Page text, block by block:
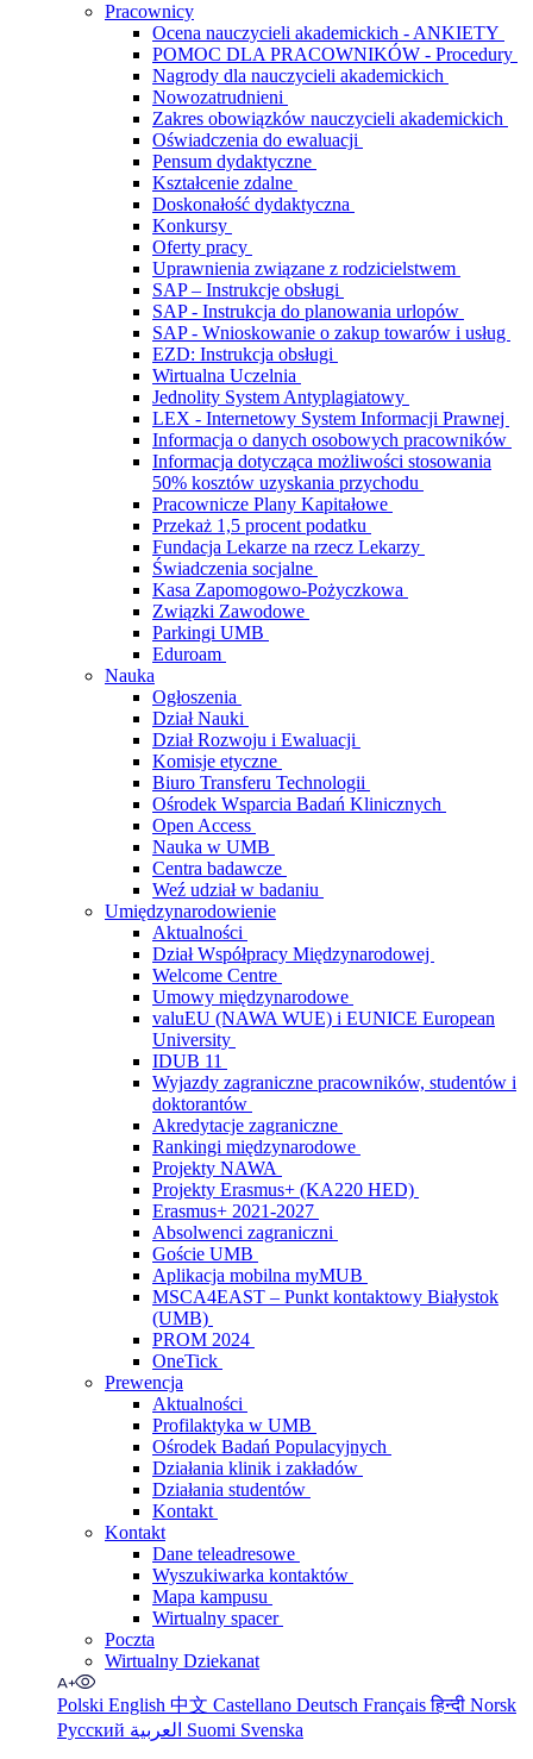
Pracownicy
Ocena nauczycieli akademickich - ANKIETY
POMOC DLA PRACOWNIKÓW - Procedury
Nagrody dla nauczycieli akademickich
Nowozatrudnieni
Zakres obowiązków nauczycieli akademickich
Oświadczenia do ewaluacji
Pensum dydaktyczne
Kształcenie zdalne
Doskonałość dydaktyczna
Konkursy
Oferty pracy
Uprawnienia związane z rodzicielstwem
SAP – Instrukcje obsługi
SAP - Instrukcja do planowania urlopów
SAP - Wnioskowanie o zakup towarów i usług
EZD: Instrukcja obsługi
Wirtualna Uczelnia
Jednolity System Antyplagiatowy
LEX - Internetowy System Informacji Prawnej
Informacja o danych osobowych pracowników
Informacja dotycząca możliwości stosowania
50% kosztów uzyskania przychodu
Pracownicze Plany Kapitałowe
Przekaż 1,5 procent podatku
Fundacja Lekarze na rzecz Lekarzy
Świadczenia socjalne
Kasa Zapomogowo-Pożyczkowa
Związki Zawodowe
Parkingi UMB
Eduroam
Nauka
Ogłoszenia
Dział Nauki
Dział Rozwoju i Ewaluacji
Komisje etyczne
Biuro Transferu Technologii
Ośrodek Wsparcia Badań Klinicznych
Open Access
Nauka w UMB
Centra badawcze
Weź udział w badaniu
Umiędzynarodowienie
Aktualności
Dział Współpracy Międzynarodowej
Welcome Centre
Umowy międzynarodowe
valuEU (NAWA WUE) i EUNICE European
University
IDUB 11
Wyjazdy zagraniczne pracowników, studentów i
doktorantów
Akredytacje zagraniczne
Rankingi międzynarodowe
Projekty NAWA
Projekty Erasmus+ (KA220 HED)
Erasmus+ 2021-2027
Absolwenci zagraniczni
Goście UMB
Aplikacja mobilna myMUB
MSCA4EAST – Punkt kontaktowy Białystok
(UMB)
PROM 2024
OneTick
Prewencja
Aktualności
Profilaktyka w UMB
Ośrodek Badań Populacyjnych
Działania klinik i zakładów
Działania studentów
Kontakt
Kontakt
Dane teleadresowe
Wyszukiwarka kontaktów
Mapa kampusu
Wirtualny spacer
Poczta
Wirtualny Dziekanat
Polski English 中文 Castellano Deutsch Françaisहिन्दी Norsk
Русский
Suomi Svenska